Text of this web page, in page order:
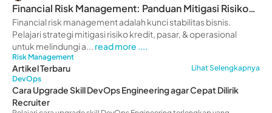
Financial Risk Management: Panduan Mitigasi Risiko
Keuangan Bisnis
Financial risk management adalah kunci stabilitas bisnis.
Pelajari strategi mitigasi risiko kredit, pasar, & operasional
untuk melindungi a... read more ....
Risk Management
Artikel Terbaru
Lihat Selengkapnya
DevOps
Cara Upgrade Skill DevOps Engineering agar Cepat Dilirik
Recruiter